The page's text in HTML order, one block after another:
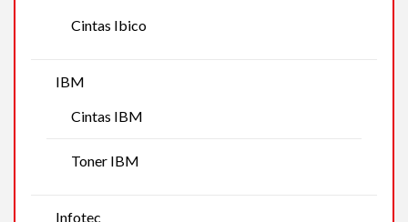
Cintas Ibico
IBM
Cintas IBM
Toner IBM
Infotec